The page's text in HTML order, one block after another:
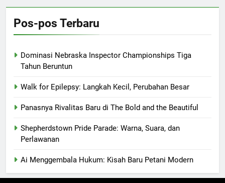
Pos-pos Terbaru
Dominasi Nebraska Inspector Championships Tiga
Tahun Beruntun
Walk for Epilepsy: Langkah Kecil, Perubahan Besar
Panasnya Rivalitas Baru di The Bold and the Beautiful
Shepherdstown Pride Parade: Warna, Suara, dan
Perlawanan
Ai Menggembala Hukum: Kisah Baru Petani Modern